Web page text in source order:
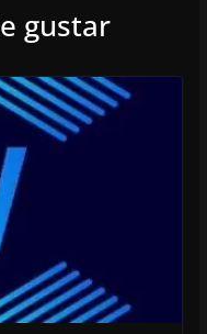
gustar